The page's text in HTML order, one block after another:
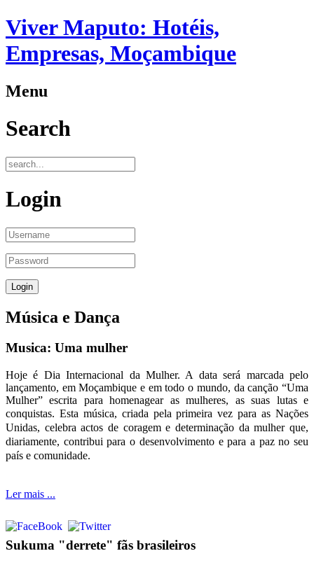
Viver Maputo: Hotéis,
Empresas, Moçambique
Menu
Search
Login
Música e Dança
Musica: Uma mulher
Hoje é Dia Internacional da Mulher. A data será marcada pelo
lançamento, em Moçambique e em todo o mundo, da canção “Uma
Mulher” escrita para homenagear as mulheres, as suas lutas e
conquistas. Esta música, criada pela primeira vez para as Nações
Unidas, celebra actos de coragem e determinação da mulher que,
diariamente, contribui para o desenvolvimento e para a paz no seu
país e comunidade.
Ler mais ...
Sukuma "derrete" fãs brasileiros